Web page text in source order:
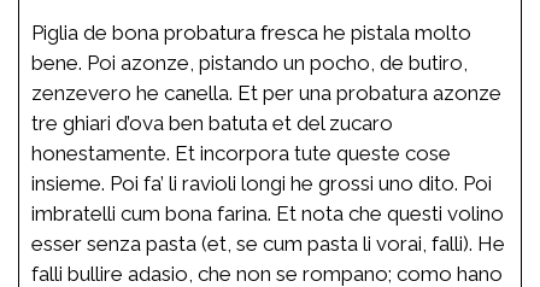
Piglia de bona probatura fresca he pistala molto
bene. Poi azonze, pistando un pocho, de butiro,
zenzevero he canella. Et per una probatura azonze
tre ghiari d’ova ben batuta et del zucaro
honestamente. Et incorpora tute queste cose
insieme. Poi fa’ li ravioli longi he grossi uno dito. Poi
imbratelli cum bona farina. Et nota che questi volino
esser senza pasta (et, se cum pasta li vorai, falli). He
falli bullire adasio, che non se rompano; como hano